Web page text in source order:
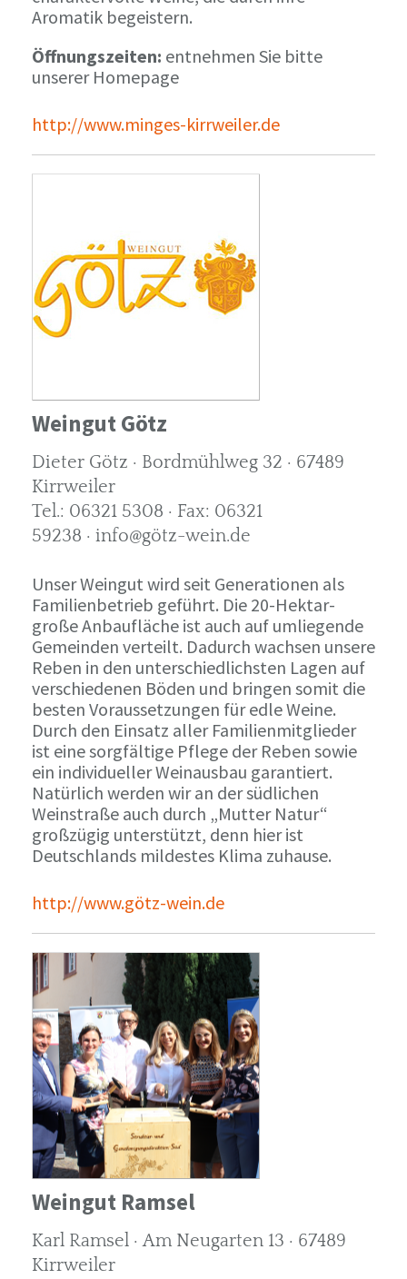
Aromatik begeistern.
Öffnungszeiten: entnehmen Sie bitte
unserer Homepage
http://www.minges-kirrweiler.de
Weingut Götz
Dieter Götz · Bordmühlweg 32 · 67489
Kirrweiler
Tel.: 06321 5308 · Fax: 06321
59238 · info@götz-wein.de
Unser Weingut wird seit Generationen als
Familienbetrieb geführt. Die 20-Hektar-
große Anbaufläche ist auch auf umliegende
Gemeinden verteilt. Dadurch wachsen unsere
Reben in den unterschiedlichsten Lagen auf
verschiedenen Böden und bringen somit die
besten Voraussetzungen für edle Weine.
Durch den Einsatz aller Familienmitglieder
ist eine sorgfältige Pflege der Reben sowie
ein individueller Weinausbau garantiert.
Natürlich werden wir an der südlichen
Weinstraße auch durch „Mutter Natur“
großzügig unterstützt, denn hier ist
Deutschlands mildestes Klima zuhause.
http://www.götz-wein.de
Weingut Ramsel
Karl Ramsel · Am Neugarten 13 · 67489
Kirrweiler